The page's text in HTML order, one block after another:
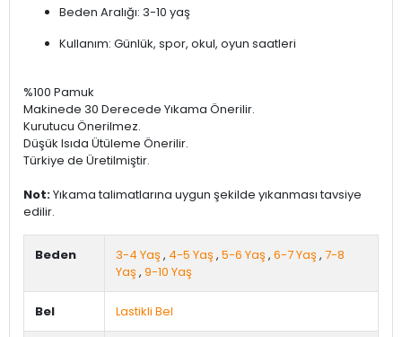
Beden Aralığı: 3-10 yaş
Kullanım: Günlük, spor, okul, oyun saatleri
%100 Pamuk
Makinede 30 Derecede Yıkama Önerilir.
Kurutucu Önerilmez.
Düşük Isıda Ütüleme Önerilir.
Türkiye de Üretilmiştir.
Not:Yıkama talimatlarına uygun şekilde yıkanması tavsiye
edilir.
Beden 3-4 Yaş , 4-5 Yaş , 5-6 Yaş , 6-7 Yaş , 7-8
Yaş , 9-10 Yaş
Bel Lastikli Bel